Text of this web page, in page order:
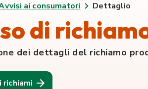
ai consumatori Dettaglio
di
dei dettagli del richiamo